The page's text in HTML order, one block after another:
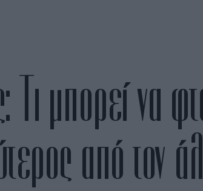
Τι μπορεί να
από τον